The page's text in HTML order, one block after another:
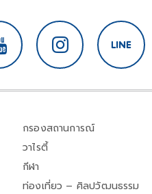
กรองสถานการณ์
วาไรตี้
กีฬา
ท่องเที่ยว – ศิลปวัฒนธรรม